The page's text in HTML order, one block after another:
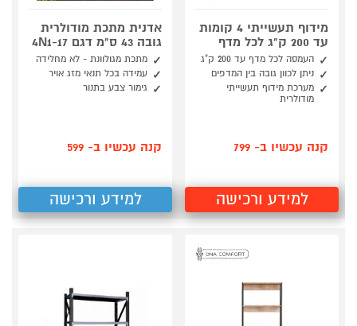
מידוף תעשייתי 4 קומות
עד 200 ק"ג לכל מדף
העמסה לכל מדף עד 200 ק"ג
ניתן לכוון גובה בין המדפים
מערכת מידוף תעשייתי
מודולרית
קנה עכשיו ב- 799
למידע ורכישה
אדנית מתכת מודולרית
גובה 43 ס"מ דגם 4N1-17
מתכת מגולוונת - לא מחלידה
עמידה בכל תנאי מזג אויר
גימור צבע בתנור
קנה עכשיו ב- 599
למידע ורכישה